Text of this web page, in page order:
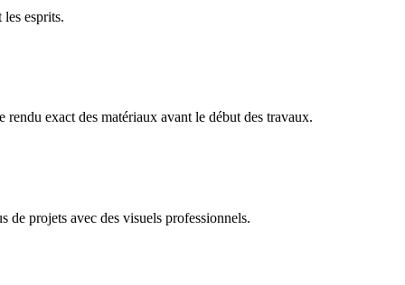
esprits.
exact des matériaux avant le début des travaux.
de projets avec des visuels professionnels.